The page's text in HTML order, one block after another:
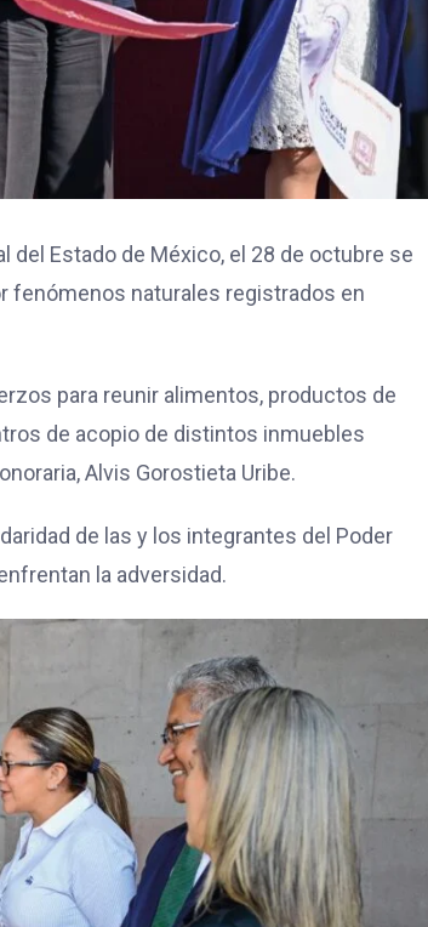
del Estado de México, el 28 de octubre se
fenómenos naturales registrados en
para reunir alimentos, productos de
de acopio de distintos inmuebles
Alvis Gorostieta Uribe.
de las y los integrantes del Poder
la adversidad.